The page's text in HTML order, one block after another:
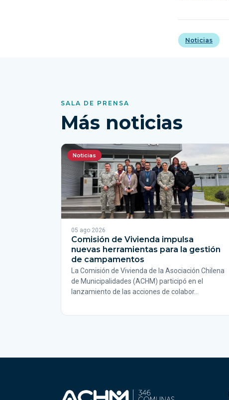
Noticias
SALA DE PRENSA
Más noticias
Noticias
05 ago 2026
Comisión de Vivienda impulsa
nuevas herramientas para la gestión
de campamentos
La Comisión de Vivienda de la Asociación Chilena
de Municipalidades (ACHM) participó en el
lanzamiento de las acciones de colabor…